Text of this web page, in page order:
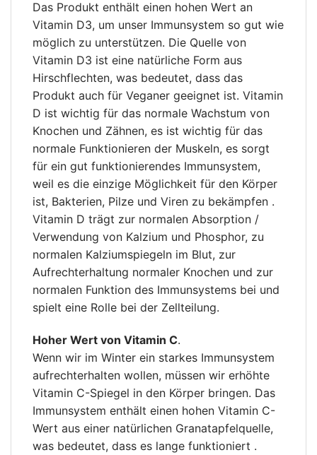
Das Produkt enthält einen hohen Wert an
Vitamin D3, um unser Immunsystem so gut wie
möglich zu unterstützen. Die Quelle von
Vitamin D3 ist eine natürliche Form aus
Hirschflechten, was bedeutet, dass das
Produkt auch für Veganer geeignet ist. Vitamin
D ist wichtig für das normale Wachstum von
Knochen und Zähnen, es ist wichtig für das
normale Funktionieren der Muskeln, es sorgt
für ein gut funktionierendes Immunsystem,
weil es die einzige Möglichkeit für den Körper
ist, Bakterien, Pilze und Viren zu bekämpfen .
Vitamin D trägt zur normalen Absorption /
Verwendung von Kalzium und Phosphor, zu
normalen Kalziumspiegeln im Blut, zur
Aufrechterhaltung normaler Knochen und zur
normalen Funktion des Immunsystems bei und
spielt eine Rolle bei der Zellteilung.
Hoher Wert von Vitamin C.
Wenn wir im Winter ein starkes Immunsystem
aufrechterhalten wollen, müssen wir erhöhte
Vitamin C-Spiegel in den Körper bringen. Das
Immunsystem enthält einen hohen Vitamin C-
Wert aus einer natürlichen Granatapfelquelle,
was bedeutet, dass es lange funktioniert .